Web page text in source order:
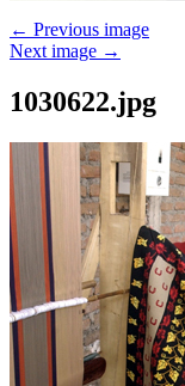
← Previous image
Next image →
1030622.jpg